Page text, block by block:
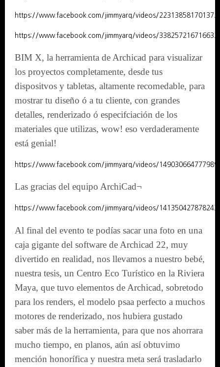
https://www.facebook.com/jimmyarq/videos/
https://www.facebook.com/jimmyarq/videos/
BIM X, la herramienta de Archicad para visualizar
los proyectos completamente, desde tus
dispositvos y tabletas, altamente recomedable, para
mostrar tu diseño ó a tu cliente, con grandes
detalles, renderizado ó especifciación de los
materiales que utilizas, wow! eso verdaderamente
está genial!
https://www.facebook.com/jimmyarq/videos/
Las gracias del equipo ArchiCad¬
https://www.facebook.com/jimmyarq/videos/
Al final del evento te podías sacar una foto en una
caja gigante del software de Archicad 22, muy
divertido en realidad, nos llevamos a nuestro bebé,
nuestra tesis, un Centro Eco Turístico en la Riviera
Maya, que tuvo elementos de Archicad, sobretodo
para los renders, el modelo psaa perfecto a muchos
motores de renderizado, nos hubiera gustado
saber más de la herramienta, para que nos ahorrara
mucho tiempo, en planos, aún así obtuvimo
mención honorífica y nuestra meta será trasladarlo